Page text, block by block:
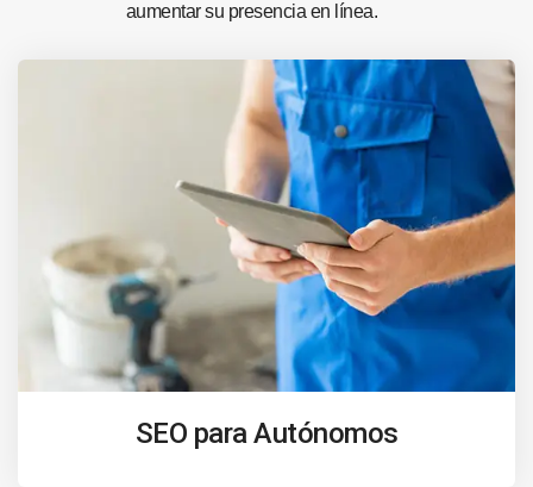
aumentar su presencia en línea.
SEO para Autónomos